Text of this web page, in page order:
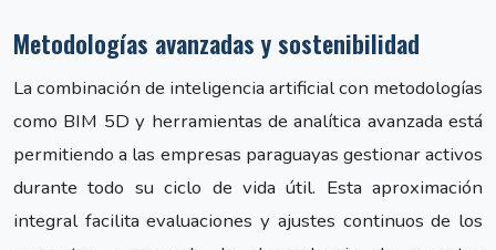
Metodologías avanzadas y sostenibilidad
La combinación de inteligencia artificial con metodologías
como BIM 5D y herramientas de analítica avanzada está
permitiendo a las empresas paraguayas gestionar activos
durante todo su ciclo de vida útil. Esta aproximación
integral facilita evaluaciones y ajustes continuos de los